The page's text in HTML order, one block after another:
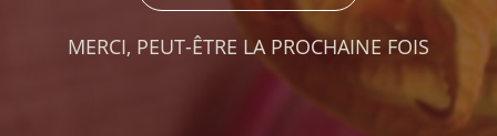
MERCI, PEUT-ÊTRE LA PROCHAINE FOIS